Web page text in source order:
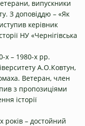
випускники
З доповіддю – «Як
керівник
НУ «Чернігівська
х – 1980-х рр.
А.О.Ковтун,
Ветеран, член
з пропозиціями
історії
років – достойний